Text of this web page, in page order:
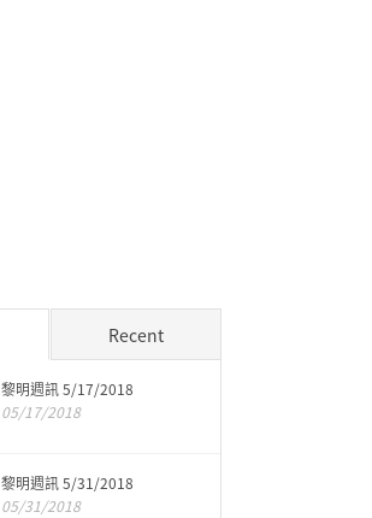
Recent
黎明週訊 5/17/2018
05/17/2018
黎明週訊 5/31/2018
05/31/2018